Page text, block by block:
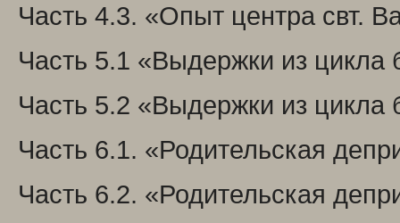
Часть 4.3. «Опыт центра свт.
Часть 5.1 «Выдержки из цикла
Часть 5.2 «Выдержки из цикла
Часть 6.1. «Родительская
Часть 6.2. «Родительская